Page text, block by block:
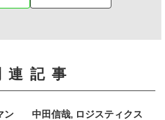
連記事
ン
中田信哉, ロジスティクス